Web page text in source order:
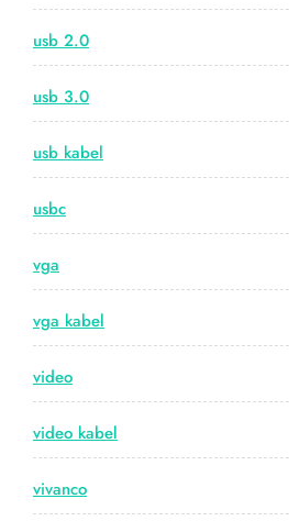
usb 2.0
usb 3.0
usb kabel
usbc
vga
vga kabel
video
video kabel
vivanco